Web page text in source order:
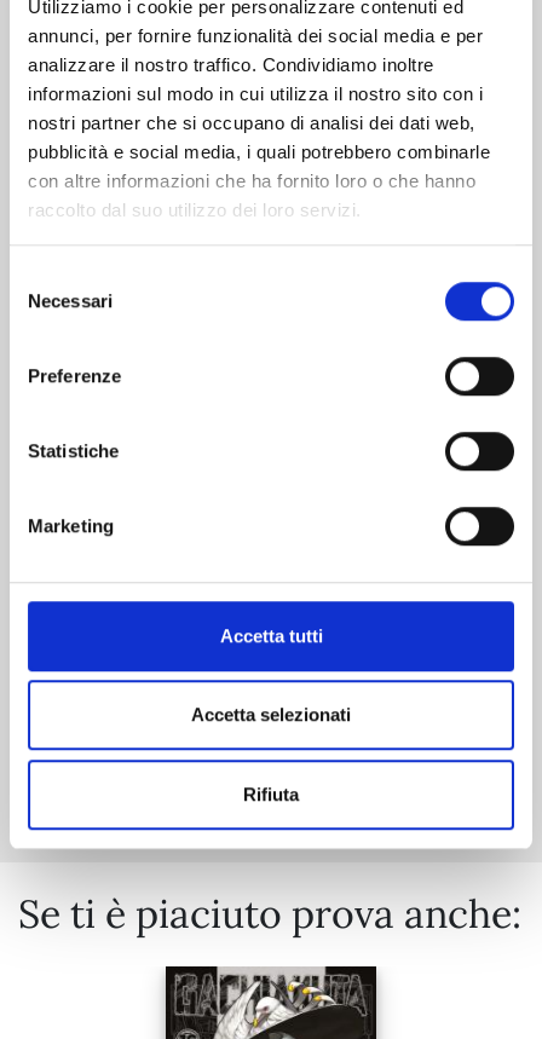
Utilizziamo i cookie per personalizzare contenuti ed
annunci, per fornire funzionalità dei social media e per
analizzare il nostro traffico. Condividiamo inoltre
informazioni sul modo in cui utilizza il nostro sito con i
nostri partner che si occupano di analisi dei dati web,
pubblicità e social media, i quali potrebbero combinarle
con altre informazioni che ha fornito loro o che hanno
raccolto dal suo utilizzo dei loro servizi.
delNecessari
Preferenze
Statistiche
Marketing
Accetta tutti
Accetta selezionati
Rifiuta
Altri volumi della serie
Mostra tutto
Se ti è piaciuto prova anche: